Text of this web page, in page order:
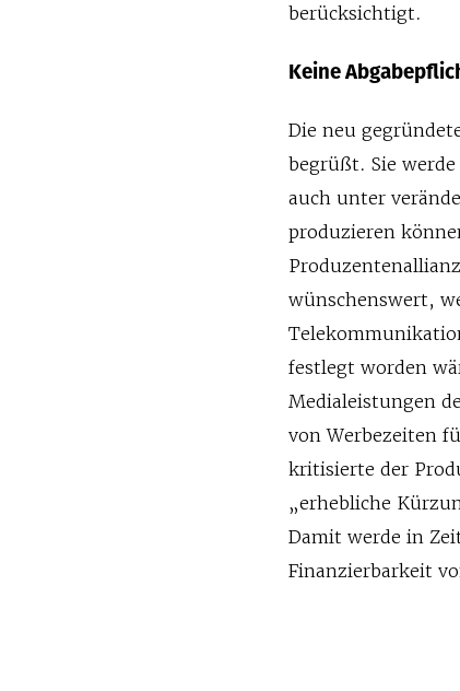
berücksichtigt.
Keine
Die neu
begrüßt. Sie
auch unter
produzieren
wünschenswert,
festlegt worden
Medialeistungen
von Werbezeiten
kritisierte der
„erhebliche
Damit werde in
Finanzierbarkeit